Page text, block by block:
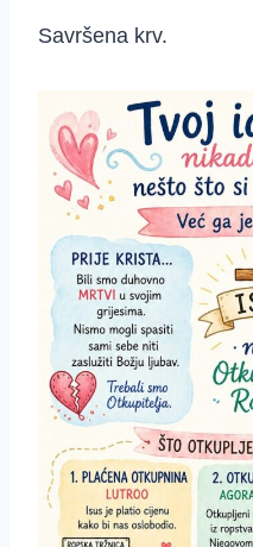
Savršena krv.